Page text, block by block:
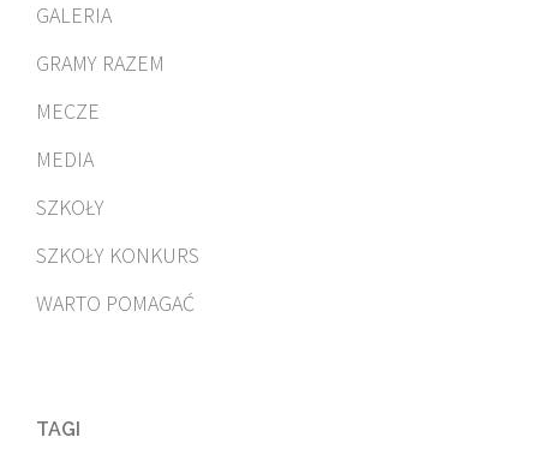
GALERIA
GRAMY RAZEM
MECZE
MEDIA
SZKOŁY
SZKOŁY KONKURS
WARTO POMAGAĆ
TAGI